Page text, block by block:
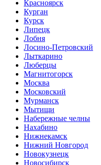
Красноярск
Курган
Курск
Липецк
Лобня
Лосино-Петровский
Лыткарино
Люберцы
Магнитогорск
Москва
Московский
Мурманск
Мытищи
Набережные челны
Нахабино
Нижнекамск
Нижний Новгород
Новокузнецк
Новосибирск